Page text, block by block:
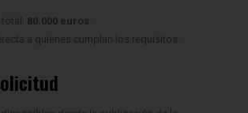
80.000 euros
a quienes cumplan los requisitos.